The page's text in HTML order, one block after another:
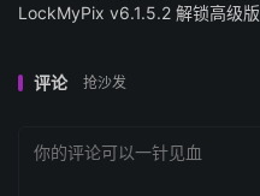
LockMyPix v6.1.5.2 解锁高级版
评论 抢沙发